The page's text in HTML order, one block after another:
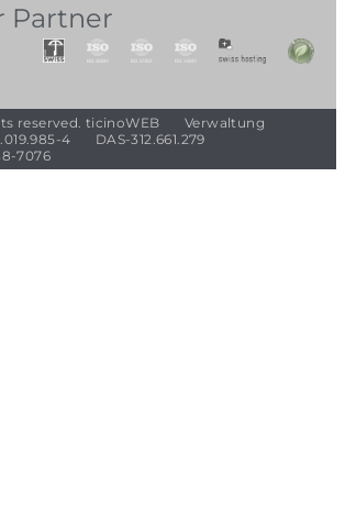
Partner
reserved. ticinoWEB
Verwaltung
4
DAS-312.661.279
7076